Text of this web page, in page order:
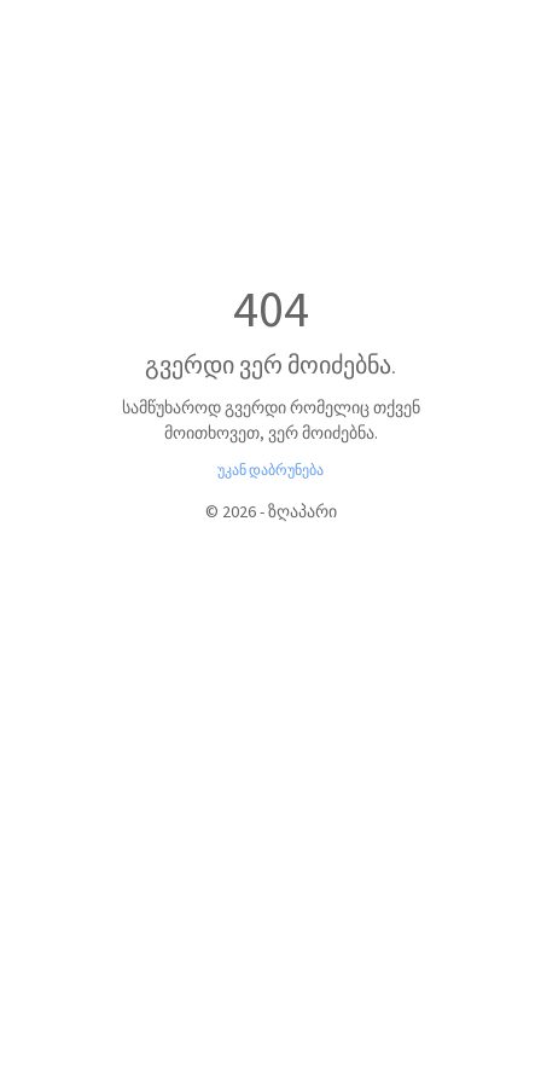
404
გვერდი ვერ მოიძებნა.
სამწუხაროდ გვერდი რომელიც თქვენ
მოითხოვეთ, ვერ მოიძებნა.
უკან დაბრუნება
© 2026-ზღაპარი